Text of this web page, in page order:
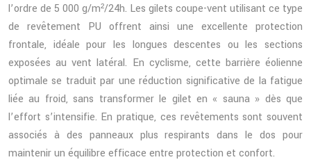
l’ordre de 5 000 g/m²/24h. Les gilets coupe-vent utilisant ce type
de revêtement PU offrent ainsi une excellente protection
frontale, idéale pour les longues descentes ou les sections
exposées au vent latéral. En cyclisme, cette barrière éolienne
optimale se traduit par une réduction significative de la fatigue
liée au froid, sans transformer le gilet en « sauna » dès que
l’effort s’intensifie. En pratique, ces revêtements sont souvent
associés à des panneaux plus respirants dans le dos pour
maintenir un équilibre efficace entre protection et confort.